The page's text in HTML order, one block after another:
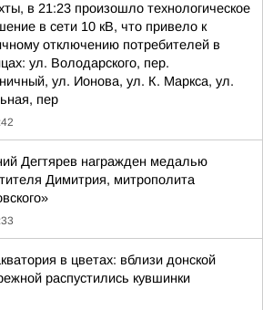
в 21:23 произошло технологическое
в сети 10 кВ, что привело к
отключению потребителей в
ул. Володарского, пер.
ул. Ионова, ул. К. Маркса, ул.
пер
Дегтярев награжден медалью
Димитрия, митрополита
в цветах: вблизи донской
распустились кувшинки